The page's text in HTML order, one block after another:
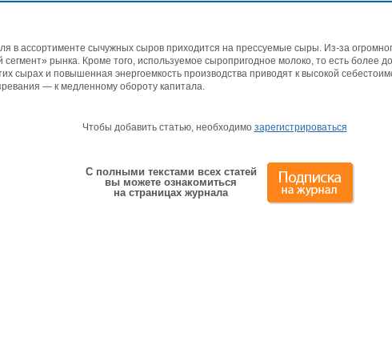
в ассортименте сычужных сыров приходится на прессуемые сыры. Из-за
рынка. Кроме того, используемое сыропригодное молоко, то есть более
сырах и повышенная энергоемкость производства приводят к высокой
— к медленному обороту капитала.
Чтобы добавить статью, необходимо зарегистрироваться
С полными текстами всех статей
вы можете ознакомиться
на страницах журнала